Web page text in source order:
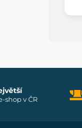
shop v ČR